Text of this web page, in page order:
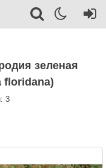
floridana)
3